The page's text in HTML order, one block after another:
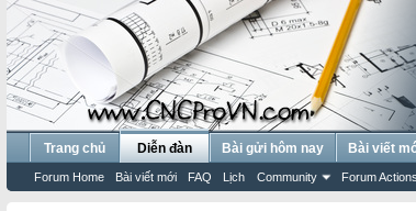
Trang chủ Diễn đàn
Forum Home Bài viết mới FAQ Lịch Community Forum Actions
Bài gửi hôm nay Bài viết